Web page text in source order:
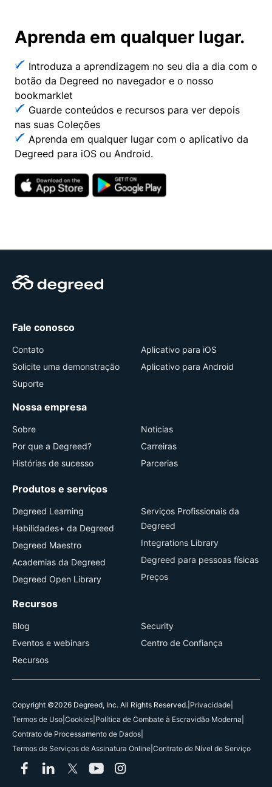
Aprenda em qualquer lugar.
Introduza a aprendizagem no seu dia a dia com o
botão da Degreed no navegador e o nosso
bookmarklet
Guarde conteúdos e recursos para ver depois
nas suas Coleções
Aprenda em qualquer lugar com o aplicativo da
Degreed para iOS ou Android.
Fale conosco
Contato
Solicite uma demonstração
Suporte
Aplicativo para iOS
Aplicativo para Android
Nossa empresa
Sobre
Por que a Degreed?
Histórias de sucesso
Notícias
Carreiras
Parcerias
Produtos e serviços
Degreed Learning
Habilidades+ da Degreed
Degreed Maestro
Academias da Degreed
Degreed Open Library
Serviços Profissionais da
Degreed
Integrations Library
Degreed para pessoas físicas
Preços
Recursos
Blog
Eventos e webinars
Recursos
Security
Centro de Confiança
Copyright ©2026 Degreed, Inc. All Rights Reserved. Privacidade
Termos de Uso Cookies Política de Combate à Escravidão Moderna
Contrato de Processamento de Dados
Termos de Serviços de Assinatura Online Contrato de Nível de Serviço